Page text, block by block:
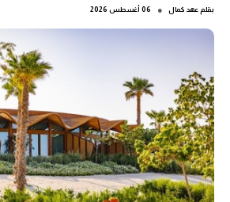
بقلم عهد كمال ● 06 أغسطس 2026